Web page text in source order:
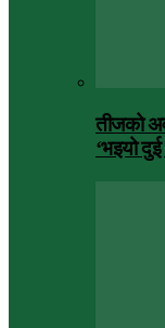
तीजको
‘भइयो दुई